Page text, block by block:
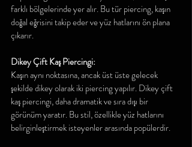
farklı bölgelerinde yer alır. Bu tür piercing, kaşın
doğal eğrisini takip eder ve yüz hatlarını ön plana
çıkarır.
Dikey Çift Kaş Piercingi:
Kaşın aynı noktasına, ancak üst üste gelecek
şekilde dikey olarak iki piercing yapılır. Dikey çift
kaş piercingi, daha dramatik ve sıra dışı bir
görünüm yaratır. Bu stil, özellikle yüz hatlarını
belirginleştirmek isteyenler arasında popülerdir.